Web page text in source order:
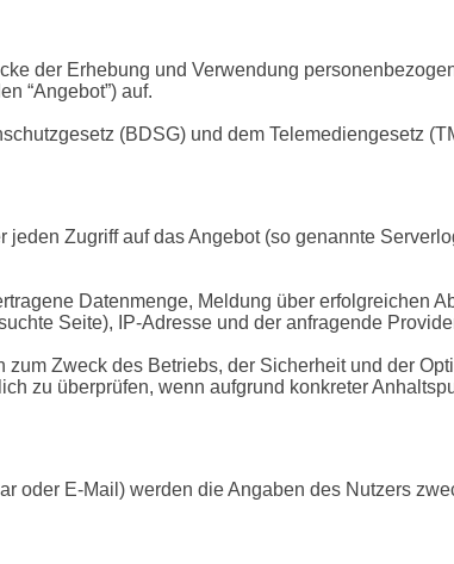
der Erhebung und Verwendung
“Angebot”) auf.
(BDSG) und dem Telemediengesetz
Zugriff auf das Angebot (so genannte
Datenmenge, Meldung über erfolgreichen
Seite), IP-Adresse und der anfragende
Zweck des Betriebs, der Sicherheit und der
zu überprüfen, wenn aufgrund konkreter
oder E-Mail) werden die Angaben des Nutzers